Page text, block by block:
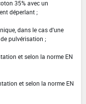
35% avec un
déperlant ;
dans le cas d'une
pulvérisation ;
et selon la norme EN
et selon la norme EN